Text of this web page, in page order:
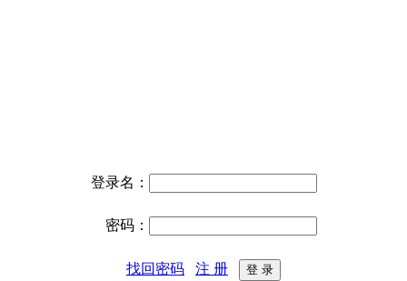
登录名：
密码：
找回密码 注 册